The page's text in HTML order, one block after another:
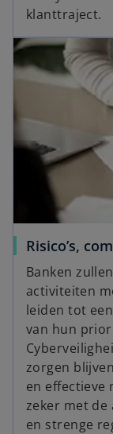
klanttraject.
Risico’s,
Banken
activiteiten
leiden tot
van hun
zorgen
en effectieve
zeker met de
en strenge